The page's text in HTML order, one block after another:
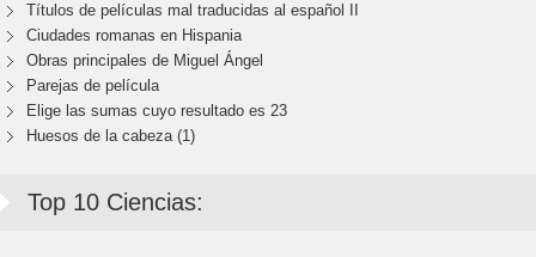
Títulos de películas mal traducidas al español II
Ciudades romanas en Hispania
Obras principales de Miguel Ángel
Parejas de película
Elige las sumas cuyo resultado es 23
Huesos de la cabeza (1)
Top 10 Ciencias: